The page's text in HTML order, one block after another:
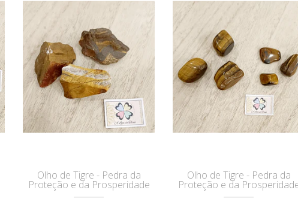
Olho de Tigre - Pedra da
Proteção e da Prosperidade
Olho de Tigre - Pedra da
Proteção e da